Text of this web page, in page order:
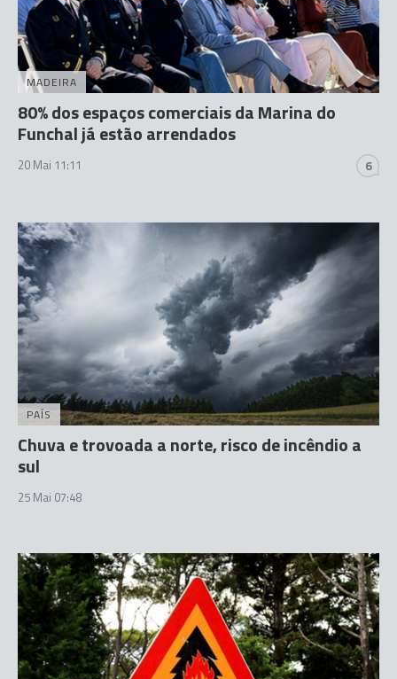
MADEIRA
80% dos espaços comerciais da Marina do
Funchal já estão arrendados
20 Mai 11:11 6
PAÍS
Chuva e trovoada a norte, risco de incêndio a
sul
25 Mai 07:48